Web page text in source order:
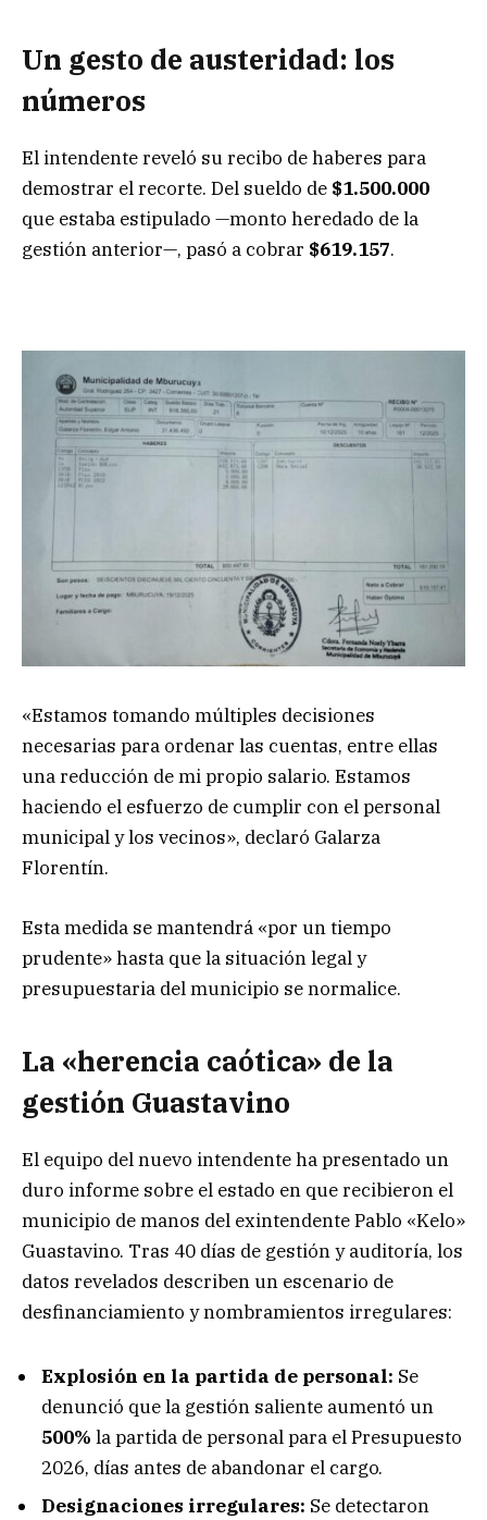
Un gesto de austeridad: los
números
El intendente reveló su recibo de haberes para
demostrar el recorte. Del sueldo de $1.500.000
que estaba estipulado —monto heredado de la
gestión anterior—, pasó a cobrar $619.157.
«Estamos tomando múltiples decisiones
necesarias para ordenar las cuentas, entre ellas
una reducción de mi propio salario. Estamos
haciendo el esfuerzo de cumplir con el personal
municipal y los vecinos», declaró Galarza
Florentín.
Esta medida se mantendrá «por un tiempo
prudente» hasta que la situación legal y
presupuestaria del municipio se normalice.
La «herencia caótica» de la
gestión Guastavino
El equipo del nuevo intendente ha presentado un
duro informe sobre el estado en que recibieron el
municipio de manos del exintendente Pablo «Kelo»
Guastavino. Tras 40 días de gestión y auditoría, los
datos revelados describen un escenario de
desfinanciamiento y nombramientos irregulares:
Explosión en la partida de personal: Se
denunció que la gestión saliente aumentó un
500% la partida de personal para el Presupuesto
2026, días antes de abandonar el cargo.
Designaciones irregulares: Se detectaron